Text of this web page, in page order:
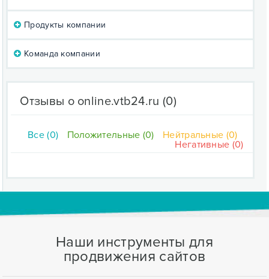
Продукты компании
Команда компании
Отзывы о online.vtb24.ru (0)
Все (0) Положительные (0)
Нейтральные (0)
Негативные (0)
Наши инструменты для
продвижения сайтов